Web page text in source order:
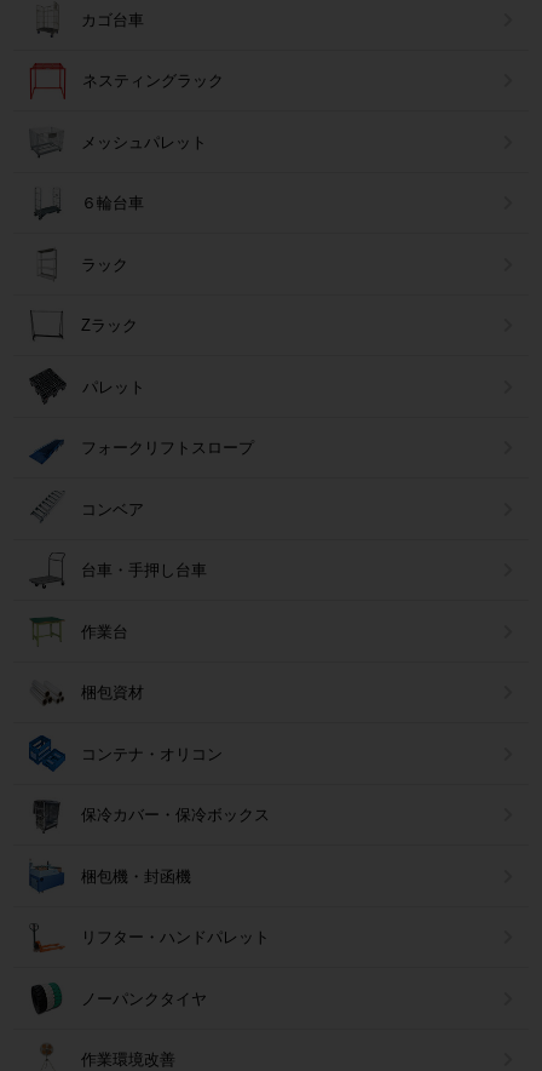
カゴ台車
ネスティングラック
メッシュパレット
６輪台車
ラック
Zラック
パレット
フォークリフトスロープ
コンベア
台車・手押し台車
作業台
梱包資材
コンテナ・オリコン
保冷カバー・保冷ボックス
梱包機・封函機
リフター・ハンドパレット
ノーパンクタイヤ
作業環境改善